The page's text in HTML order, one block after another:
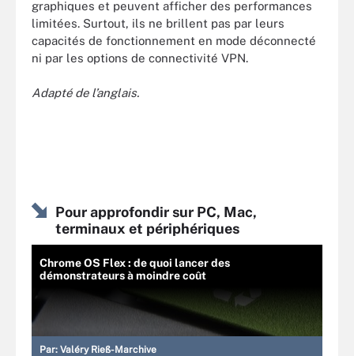
graphiques et peuvent afficher des performances
limitées. Surtout, ils ne brillent pas par leurs
capacités de fonctionnement en mode déconnecté
ni par les options de connectivité VPN.
Adapté de l’anglais.
Pour approfondir sur PC, Mac,
terminaux et périphériques
Chrome OS Flex : de quoi lancer des
démonstrateurs à moindre coût
Par: Valéry Rieß-Marchive